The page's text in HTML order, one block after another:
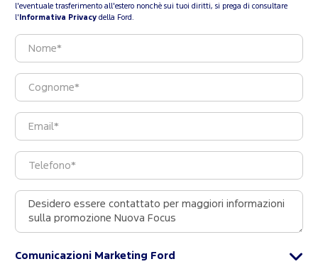
l'eventuale trasferimento all'estero nonchè sui tuoi diritti, si prega di consultare
l' Informativa Privacy della Ford.
Comunicazioni Marketing Ford